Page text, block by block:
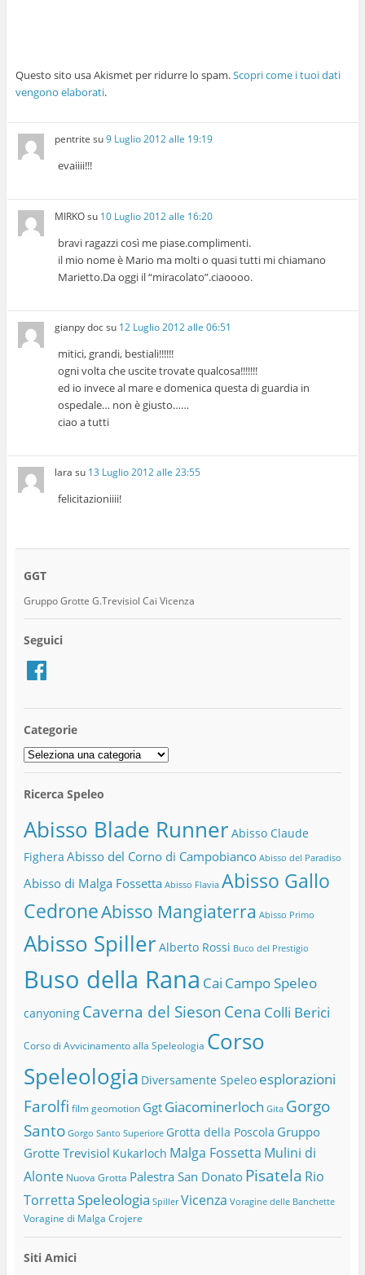
Questo sito usa Akismet per ridurre lo spam.Scopri come i tuoi dati
vengono elaborati.
pentrite su9 Luglio 2012 alle 19:19
evaiiii!!!
MIRKOsu 10 Luglio 2012 alle 16:20
bravi ragazzi così me piase.complimenti.
il mio nome è Mario ma molti o quasi tutti mi chiamano
Marietto.Da oggi il “miracolato”.ciaoooo.
gianpy docsu 12 Luglio 2012 alle 06:51
mitici, grandi, bestiali!!!!!!
ogni volta che uscite trovate qualcosa!!!!!!!
ed io invece al mare e domenica questa di guardia in
ospedale… non è giusto……
ciao a tutti
lara su 13 Luglio 2012 alle 23:55
felicitazioniiii!
GGT
Gruppo Grotte G.Trevisiol Cai Vicenza
Seguici
Facebook
Categorie
Categorie
Ricerca Speleo
Abisso Blade RunnerAbisso Claude
Fighera Abisso del Corno di Campobianco Abisso del Paradiso
Abisso di Malga Fossetta Abisso Flavia Abisso Gallo
CedroneAbisso Mangiaterra Abisso Primo
Abisso SpillerAlberto Rossi Buco del Prestigio
Buso della Rana Cai Campo Speleo
canyoning Caverna del Sieson Cena Colli Berici
Corso di Avvicinamento alla Speleologia Corso
Speleologia Diversamente Speleo esplorazioni
Farolfi film geomotion Ggt Giacominerloch Gita Gorgo
Santo Gorgo Santo Superiore Grotta della Poscola Gruppo
Grotte Trevisiol Kukarloch Malga Fossetta Mulini di
Alonte Nuova Grotta Palestra San Donato Pisatela Rio
TorrettaSpeleologia Spiller Vicenza Voragine delle Banchette
Voragine di Malga Crojere
Siti Amici